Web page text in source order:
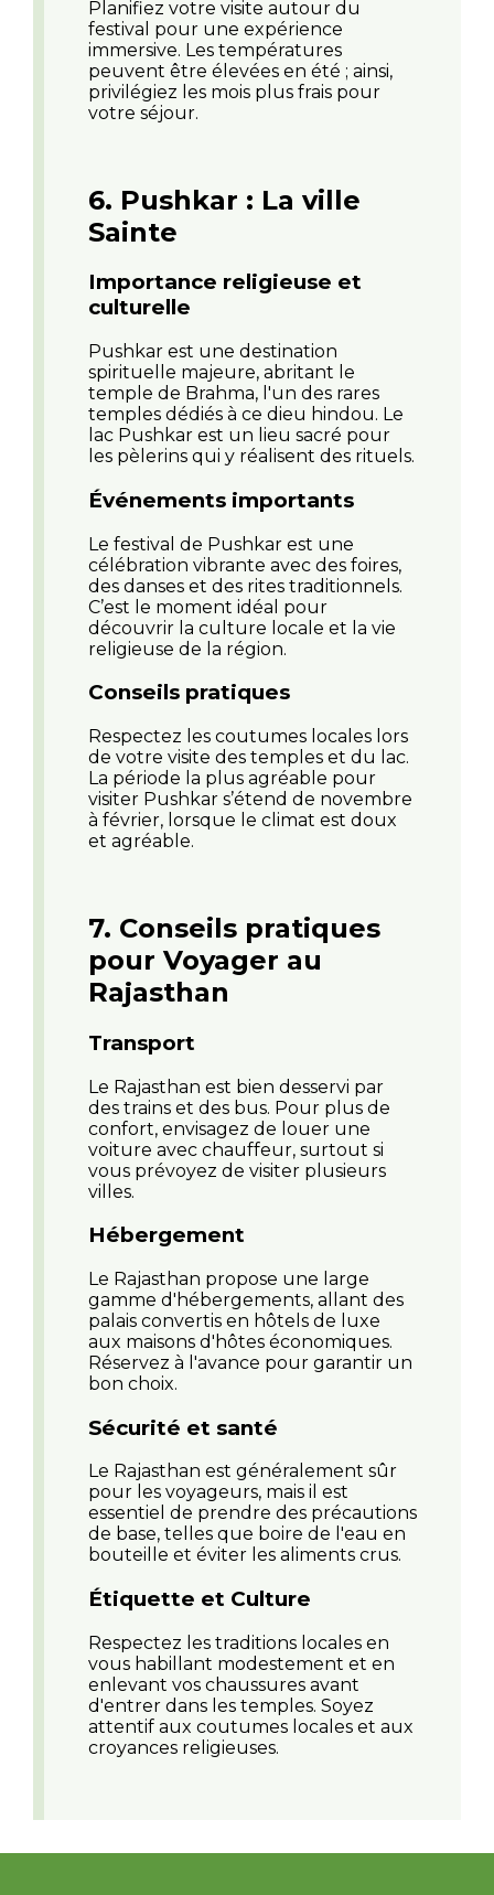
Planifiez votre visite autour du
festival pour une expérience
immersive. Les températures
peuvent être élevées en été ; ainsi,
privilégiez les mois plus frais pour
votre séjour.
6. Pushkar : La ville
Sainte
Importance religieuse et
culturelle
Pushkar est une destination
spirituelle majeure, abritant le
temple de Brahma, l'un des rares
temples dédiés à ce dieu hindou. Le
lac Pushkar est un lieu sacré pour
les pèlerins qui y réalisent des rituels.
Événements importants
Le festival de Pushkar est une
célébration vibrante avec des foires,
des danses et des rites traditionnels.
C’est le moment idéal pour
découvrir la culture locale et la vie
religieuse de la région.
Conseils pratiques
Respectez les coutumes locales lors
de votre visite des temples et du lac.
La période la plus agréable pour
visiter Pushkar s’étend de novembre
à février, lorsque le climat est doux
et agréable.
7. Conseils pratiques
pour Voyager au
Rajasthan
Transport
Le Rajasthan est bien desservi par
des trains et des bus. Pour plus de
confort, envisagez de louer une
voiture avec chauffeur, surtout si
vous prévoyez de visiter plusieurs
villes.
Hébergement
Le Rajasthan propose une large
gamme d'hébergements, allant des
palais convertis en hôtels de luxe
aux maisons d'hôtes économiques.
Réservez à l'avance pour garantir un
bon choix.
Sécurité et santé
Le Rajasthan est généralement sûr
pour les voyageurs, mais il est
essentiel de prendre des précautions
de base, telles que boire de l'eau en
bouteille et éviter les aliments crus.
Étiquette et Culture
Respectez les traditions locales en
vous habillant modestement et en
enlevant vos chaussures avant
d'entrer dans les temples. Soyez
attentif aux coutumes locales et aux
croyances religieuses.